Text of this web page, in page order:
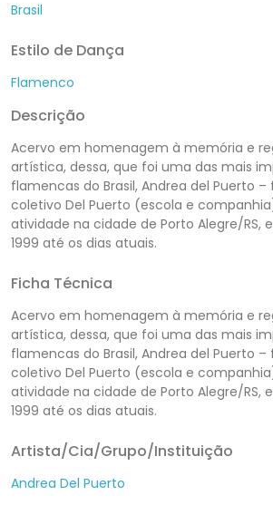
Brasil
Estilo de Dança
Flamenco
Descrição
Acervo em homenagem à memória e
artística, dessa, que foi uma das mais
flamencas do Brasil, Andrea del Puerto
coletivo Del Puerto (escola e
atividade na cidade de Porto Alegre/RS,
1999 até os dias atuais.
Ficha Técnica
Acervo em homenagem à memória e
artística, dessa, que foi uma das mais
flamencas do Brasil, Andrea del Puerto
coletivo Del Puerto (escola e
atividade na cidade de Porto Alegre/RS,
1999 até os dias atuais.
Artista/Cia/Grupo/Instituição
Andrea Del Puerto